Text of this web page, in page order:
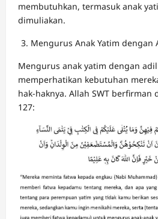
membutuhkan, termasuk anak
dimuliakan.
Mengurus Anak Yatim dengan
Mengurus anak yatim dengan
memperhatikan kebutuhan
hak-haknya. Allah SWT berfirman
127: